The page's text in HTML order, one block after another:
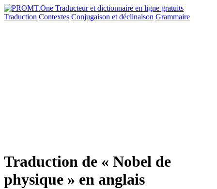
Traduction Contextes Conjugaison et déclinaison Grammaire
Traduction de « Nobel de
physique » en anglais